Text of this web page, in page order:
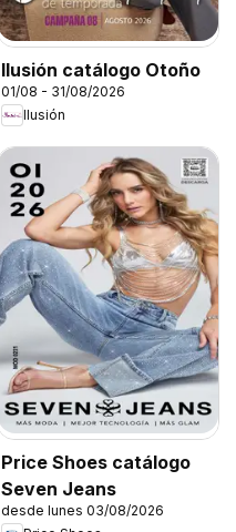
Ilusión catálogo Otoño
01/08 - 31/08/2026
Ilusión
Price Shoes catálogo
Seven Jeans
desde lunes 03/08/2026